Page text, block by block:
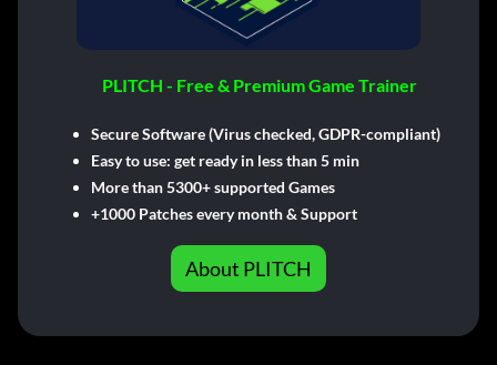
PLITCH - Free & Premium Game Trainer
Secure Software (Virus checked, GDPR-compliant)
Easy to use: get ready in less than 5 min
More than 5300+ supported Games
+1000 Patches every month & Support
About PLITCH